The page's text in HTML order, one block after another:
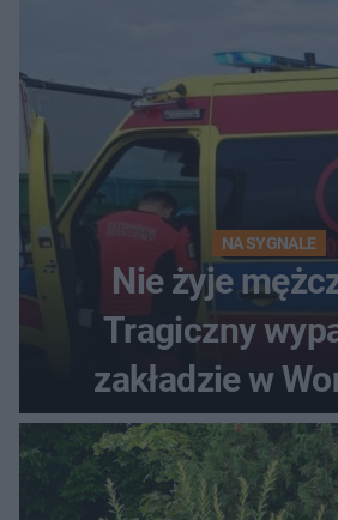
NA SYGNALE
Nie żyje
Tragiczny
zakładzie w